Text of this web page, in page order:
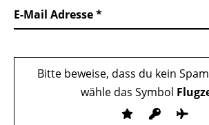
E-Mail Adresse
Bitte beweise, dass du kein
wähle das Symbol